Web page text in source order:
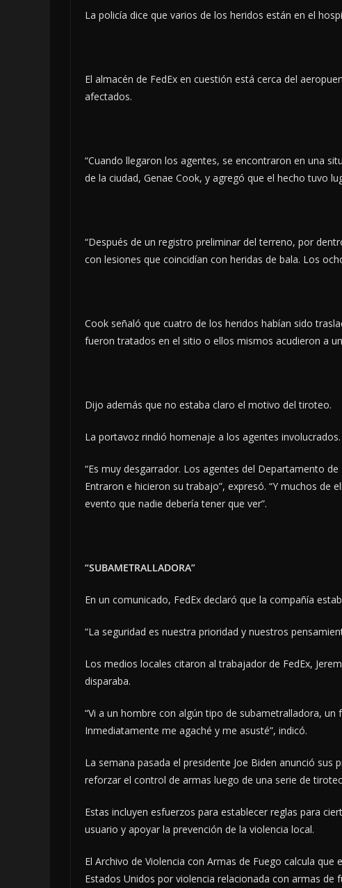
La policía dice que varios de los heridos están en el
El almacén de FedEx en cuestión está cerca del
afectados.
“Cuando llegaron los agentes, se encontraron en una
de la ciudad, Genae Cook, y agregó que el hecho tuvo
“Después de un registro preliminar del terreno, por
con lesiones que coincidían con heridas de bala. Los
Cook señaló que cuatro de los heridos habían sido
fueron tratados en el sitio o ellos mismos acudieron a
Dijo además que no estaba claro el motivo del tiroteo.
La portavoz rindió homenaje a los agentes involucrados.
“Es muy desgarrador. Los agentes del Departamento
Entraron e hicieron su trabajo”, expresó. “Y muchos
evento que nadie debería tener que ver”.
“SUBAMETRALLADORA”
En un comunicado, FedEx declaró que la compañía
“La seguridad es nuestra prioridad y nuestros
Los medios locales citaron al trabajador de FedEx,
disparaba.
“Vi a un hombre con algún tipo de subametralladora,
Inmediatamente me agaché y me asusté”, indicó.
La semana pasada el presidente Joe Biden anunció
reforzar el control de armas luego de una serie de
Estas incluyen esfuerzos para establecer reglas para
usuario y apoyar la prevención de la violencia local.
El Archivo de Violencia con Armas de Fuego calcula
Estados Unidos por violencia relacionada con armas